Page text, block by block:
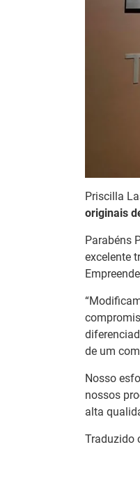
Priscilla
originais
Parabéns
excelente
de um
Nosso
nossos
alta
Traduzido